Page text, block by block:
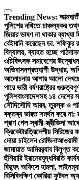
Skip
to
content
Trending News:
পুলিশের নথিতে চাঞ্চল্যকর
জিয়ার ভাষণ না থাকার
বেইমানি করেছেন ডা. শফিকুর
বিদ্যালয়, ব্যাহত হচ্ছে পাঠদান
৩চিকিৎসক সমাবেশের
অভিবাসনপ্রত্যাশী উদ্ধার,
আলোচনায় আশার আলো দেখছে
পারে ভারী বর্ষণরাষ্ট্রের
পুলিশবাংলাদেশসহ ১৪ দেশের
সৌদিসৌদি আরব, তুরস্ক ও
বক্তব্য ভারত সমর্থন করে না:
প্রাণ গেল স্বামী-স্ত্রীভিসা
ক্রিকেটারত্রিদেশীয় সিরিজের
দোয়া চাইলেন রোজিনাআওয়ামী
জামায়াত আমিরর‍্যাব বিলুপ্ত
হুঁশিয়ারি ইরানেরযুদ্ধবিরতি
বিদ্যুৎ অফিসে হামলা,
বিসিবিদক্ষিণ কোরিয়া ফুটবল